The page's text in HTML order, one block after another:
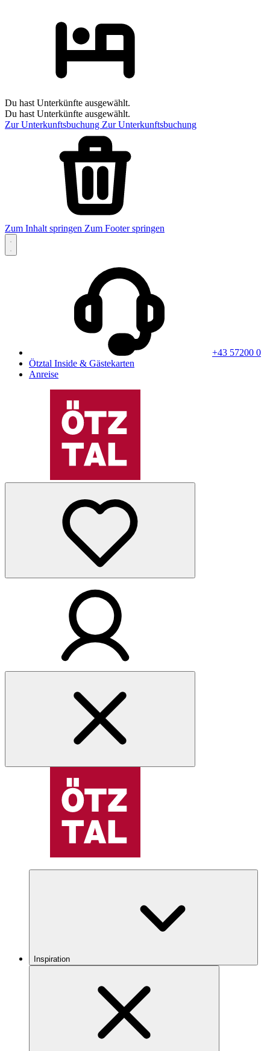
Du hast Unterkünfte ausgewählt.
Du hast Unterkünfte ausgewählt.
Zur Unterkunftsbuchung Zur Unterkunftsbuchung
Zum Inhalt springen Zum Footer springen
+43 57200 0
Ötztal Inside & Gästekarten
Anreise
Inspiration